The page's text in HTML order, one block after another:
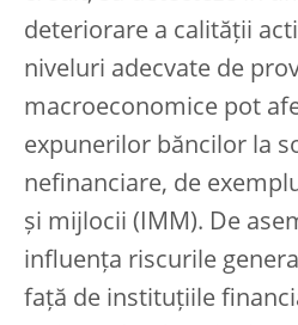
deteriorare a calității
niveluri adecvate de
macroeconomice pot
expunerilor băncilor la
nefinanciare, de
și mijlocii (IMM). De
influența riscurile
față de instituțiile